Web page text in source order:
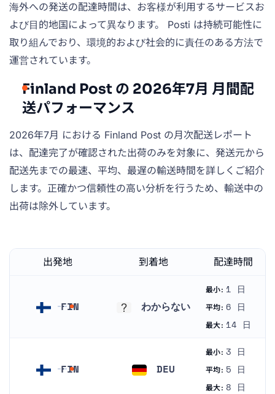
海外への発送の配達時間は、お客様が利用するサービスお
よび目的地国によって異なります。 Posti は持続可能性に
取り組んでおり、環境的および社会的に責任のある方法で
運営されています。
Finland Post の 2026年7月 月間配
送パフォーマンス
2026年7月 における Finland Post の月次配送レポート
は、配達完了が確認された出荷のみを対象に、発送元から
配送先までの最速、平均、最遅の輸送時間を詳しくご紹介
します。正確かつ信頼性の高い分析を行うため、輸送中の
出荷は除外しています。
出発地 到着地 配達時間
FIN わからない
最小: 1 日
平均: 6 日
最大: 14 日
FIN DEU
最小: 3 日
平均: 5 日
最大: 8 日